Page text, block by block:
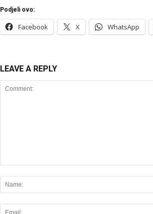
Podjeli ovo:
Facebook X WhatsApp
LEAVE A REPLY